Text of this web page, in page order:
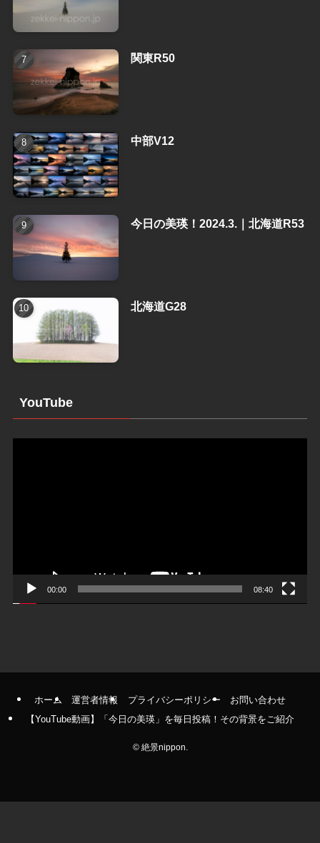
関東R50
中部V12
今日の美瑛！2024.3.｜北海道R53
北海道G28
YouTube
00:00 08:40
ホーム 運営者情報 プライバシーポリシー
お問い合わせ
【YouTube動画】「今日の美瑛」を毎日投稿！その背景をご紹介
©絶景nippon.